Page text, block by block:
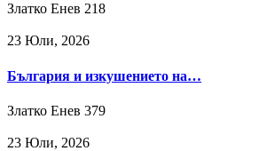
Златко Енев 218
23 Юли, 2026
България и изкушението на…
Златко Енев 379
23 Юли, 2026